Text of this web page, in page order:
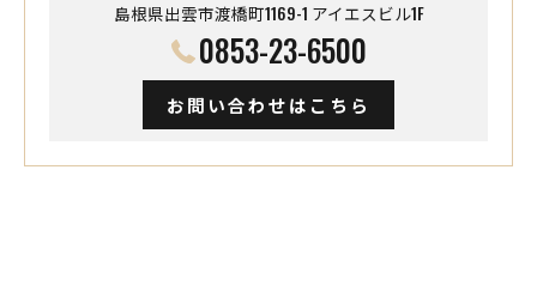
島根県出雲市渡橋町1169-1 アイエスビル1F
0853-23-6500
お問い合わせはこちら